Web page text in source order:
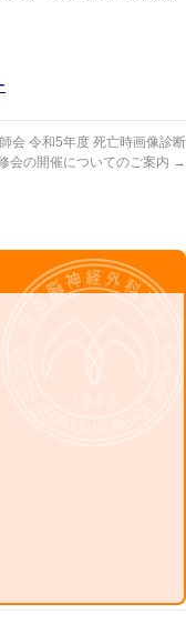
会 令和5年度 死亡時画像診断
会の開催についてのご案内 →